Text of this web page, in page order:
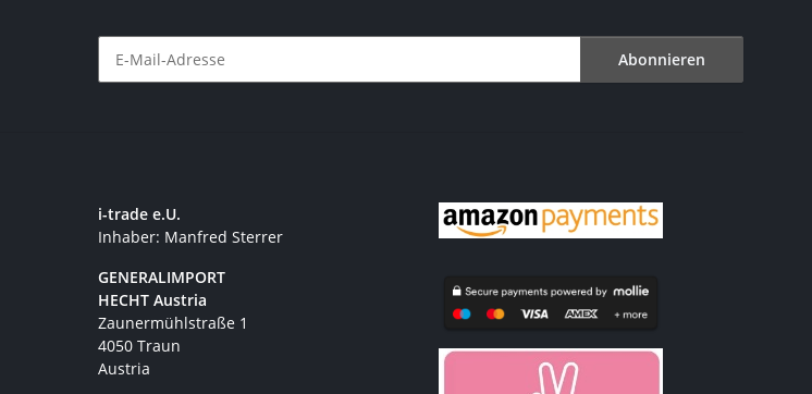
Abonnieren
i-trade e.U.
Inhaber: Manfred Sterrer
GENERALIMPORT
HECHT Austria
Zaunermühlstraße 1
4050 Traun
Austria